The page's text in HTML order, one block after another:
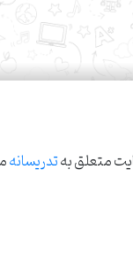
متعلق بهتدریسانه